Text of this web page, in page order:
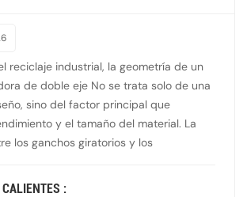
reciclaje industrial, la geometría de un
de doble eje No se trata solo de una
sino del factor principal que
y el tamaño del material. La
los ganchos giratorios y los
resistentes. 1. El número de
: